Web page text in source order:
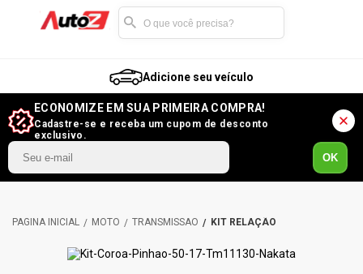
Adicione seu veículo
ECONOMIZE EM SUA PRIMEIRA COMPRA!
Cadastre-se e receba um cupom de desconto
exclusivo.
OK
MOTO TRANSMISSÃO KIT RELAÇÃO